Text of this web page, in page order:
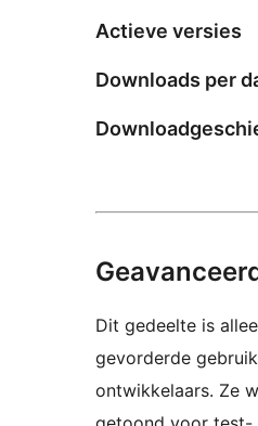
Actieve versies
Downloads per
Dit gedeelte is
gevorderde
ontwikkelaars. Ze